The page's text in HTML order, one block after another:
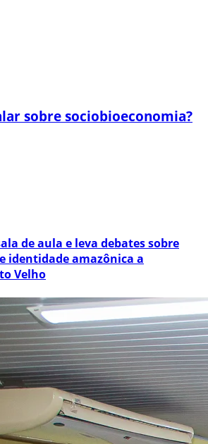
sobre sociobioeconomia?
de aula e leva debates sobre
identidade amazônica a
Velho